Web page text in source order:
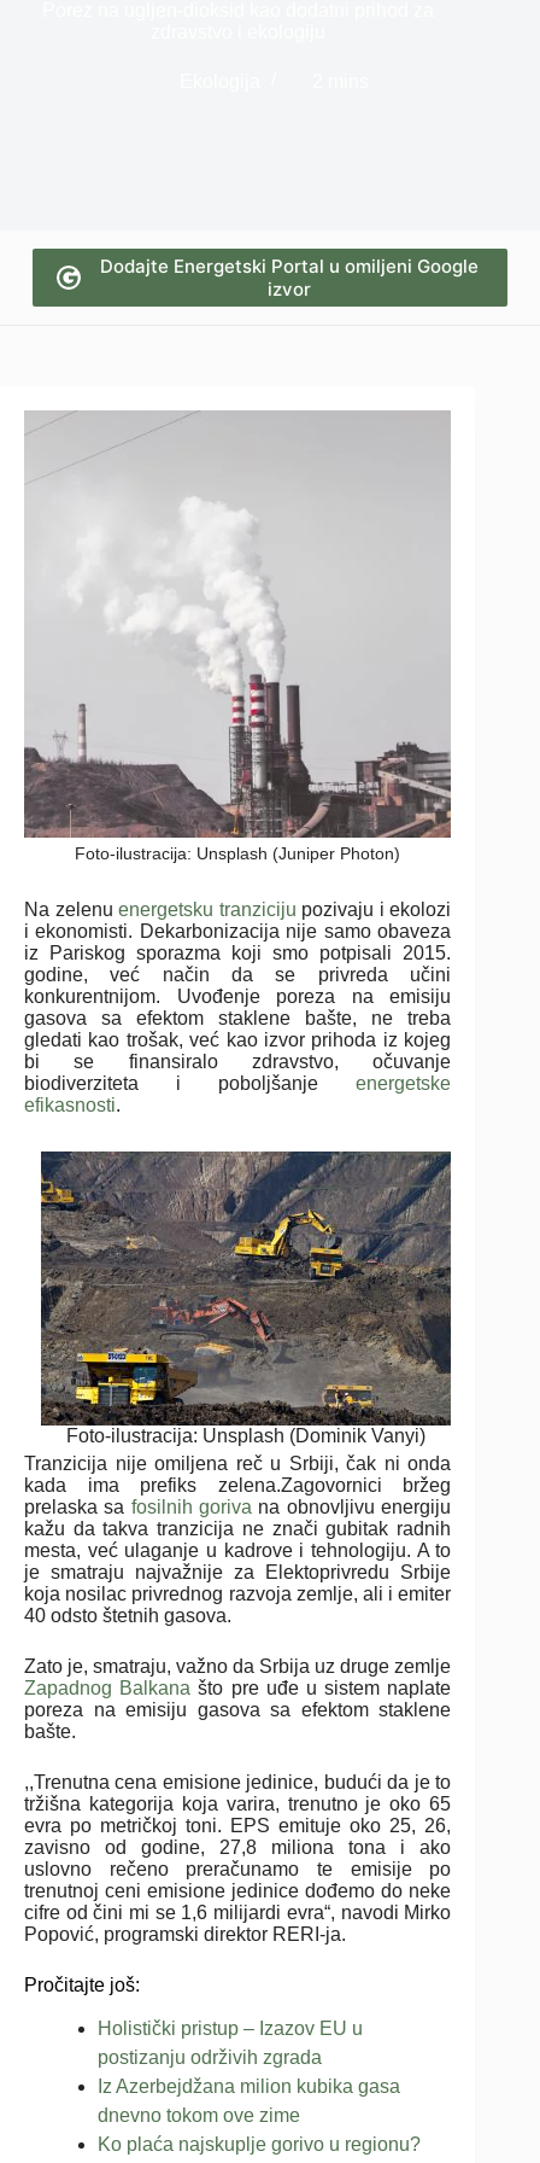
Dodajte Energetski Portal u omiljeni Google
izvor
Foto-ilustracija: Unsplash (Juniper Photon)
Na zelenuenergetsku tranziciju pozivaju i ekolozi
i ekonomisti. Dekarbonizacija nije samo obaveza
iz Pariskog sporazma koji smo potpisali 2015.
godine, već način da se privreda učini
konkurentnijom. Uvođenje poreza na emisiju
gasova sa efektom staklene bašte, ne treba
gledati kao trošak, već kao izvor prihoda iz kojeg
bi se finansiralo zdravstvo, očuvanje
biodiverziteta i poboljšanjeenergetske
efikasnosti.
Foto-ilustracija: Unsplash (Dominik Vanyi)
Tranzicija nije omiljena reč u Srbiji, čak ni onda
kada ima prefiks zelena.Zagovornici bržeg
prelaska sa fosilnih goriva na obnovljivu energiju
kažu da takva tranzicija ne znači gubitak radnih
mesta, već ulaganje u kadrove i tehnologiju. A to
je smatraju najvažnije za Elektoprivredu Srbije
koja nosilac privrednog razvoja zemlje, ali i emiter
40 odsto štetnih gasova.
Zato je, smatraju, važno da Srbija uz druge zemlje
Zapadnog Balkana što pre uđe u sistem naplate
poreza na emisiju gasova sa efektom staklene
bašte.
,,Trenutna cena emisione jedinice, budući da je to
tržišna kategorija koja varira, trenutno je oko 65
evra po metričkoj toni. EPS emituje oko 25, 26,
zavisno od godine, 27,8 miliona tona i ako
uslovno rečeno preračunamo te emisije po
trenutnoj ceni emisione jedinice dođemo do neke
cifre od čini mi se 1,6 milijardi evra“, navodi Mirko
Popović, programski direktor RERI-ja.
Pročitajte još:
Holistički pristup – Izazov EU u
postizanju održivih zgrada
Iz Azerbejdžana milion kubika gasa
dnevno tokom ove zime
Ko plaća najskuplje gorivo u regionu?